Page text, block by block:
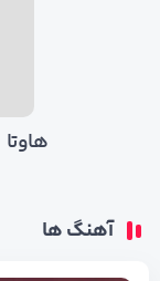
هاوتا
آهنگ ها